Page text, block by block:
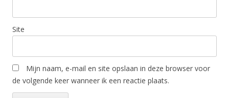
Site
Mijn naam, e-mail en site opslaan in deze browser voor
de volgende keer wanneer ik een reactie plaats.